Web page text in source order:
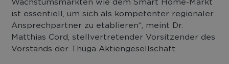
ist essentiell, um sich als kompetenter regionaler
Ansprechpartner zu etablieren“, meint Dr.
Matthias Cord, stellvertretender Vorsitzender des
Vorstands der Thüga Aktiengesellschaft.